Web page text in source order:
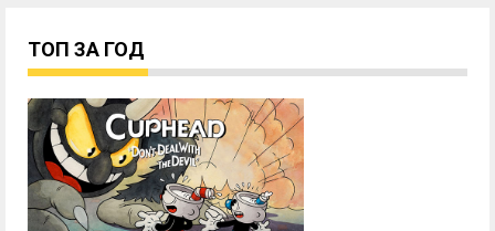
ТОП ЗА ГОД